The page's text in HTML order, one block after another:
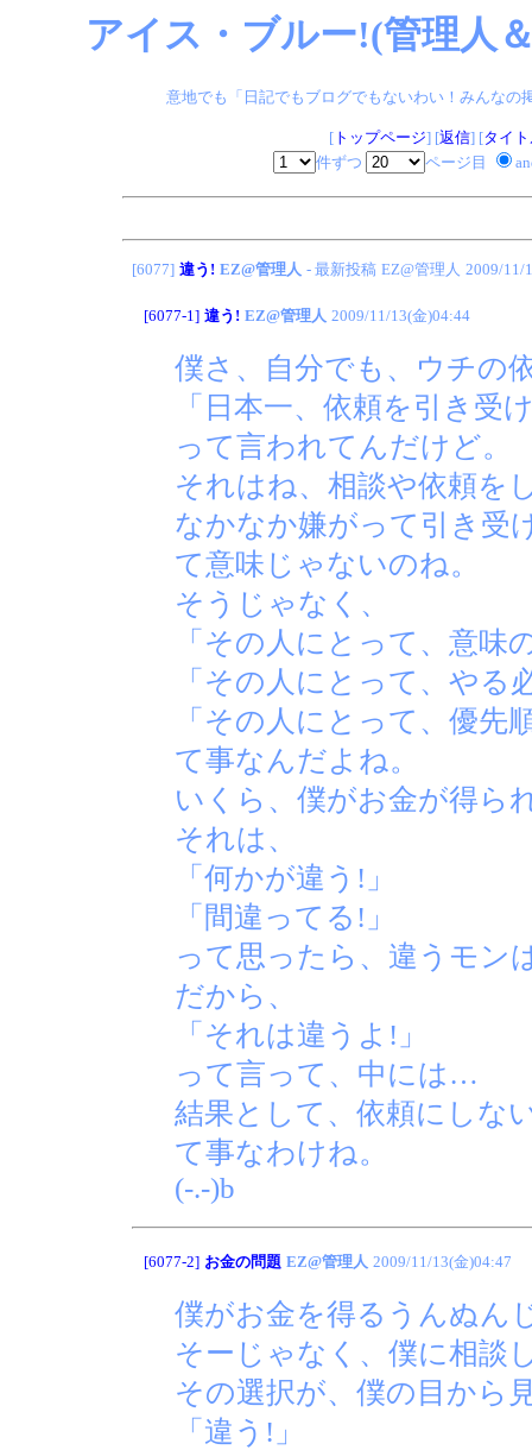
アイス・ブルー!(管理人
意地でも「日記でもブログでもないわい！みんなの
[トップページ] [返信] [タイ
件ずつ
ページ目
[6077] 違う! EZ@管理人 - 最新投稿 EZ@管理人 2009/11/
[6077-1] 違う! EZ@管理人 2009/11/13(金)04:44
僕さ、自分でも、ウチの
「日本一、依頼を引き受
って言われてんだけど。
それはね、相談や依頼を
なかなか嫌がって引き受
て意味じゃないのね。
そうじゃなく、
「その人にとって、意味
「その人にとって、や
「その人にとって、優先
て事なんだよね。
いくら、僕がお金が得ら
それは、
「何かが違う!」
「間違ってる!」
って思ったら、違うモン
だから、
「それは違うよ!」
って言って、中には…
結果として、依頼にしな
て事なわけね。
(-.-)b
[6077-2] お金の問題 EZ@管理人 2009/11/13(金)04:47
僕がお金を得るうんぬん
そーじゃなく、僕に相談
その選択が、僕の目から
「違う!」